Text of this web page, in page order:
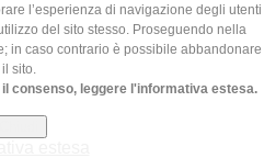
l’esperienza di navigazione degli utenti
del sito stesso. Proseguendo nella
in caso contrario è possibile abbandonare
il sito.
consenso, leggere l'informativa estesa.